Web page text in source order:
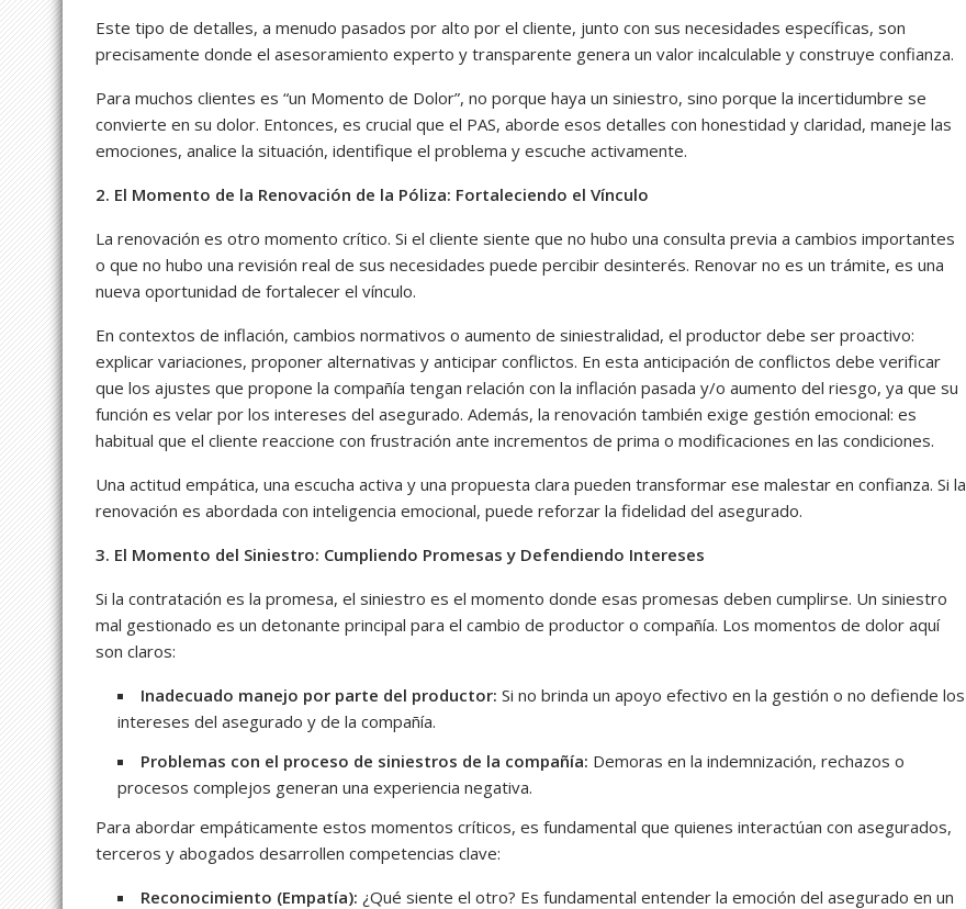
Este tipo de detalles, a menudo pasados por alto por el cliente, junto con sus necesidades específicas, son
precisamente donde el asesoramiento experto y transparente genera un valor incalculable y construye confianza.
Para muchos clientes es “un Momento de Dolor”, no porque haya un siniestro, sino porque la incertidumbre se
convierte en su dolor. Entonces, es crucial que el PAS, aborde esos detalles con honestidad y claridad, maneje las
emociones, analice la situación, identifique el problema y escuche activamente.
2. El Momento de la Renovación de la Póliza: Fortaleciendo el Vínculo
La renovación es otro momento crítico. Si el cliente siente que no hubo una consulta previa a cambios importantes
o que no hubo una revisión real de sus necesidades puede percibir desinterés. Renovar no es un trámite, es una
nueva oportunidad de fortalecer el vínculo.
En contextos de inflación, cambios normativos o aumento de siniestralidad, el productor debe ser proactivo:
explicar variaciones, proponer alternativas y anticipar conflictos. En esta anticipación de conflictos debe verificar
que los ajustes que propone la compañía tengan relación con la inflación pasada y/o aumento del riesgo, ya que su
función es velar por los intereses del asegurado. Además, la renovación también exige gestión emocional: es
habitual que el cliente reaccione con frustración ante incrementos de prima o modificaciones en las condiciones.
Una actitud empática, una escucha activa y una propuesta clara pueden transformar ese malestar en confianza. Si la
renovación es abordada con inteligencia emocional, puede reforzar la fidelidad del asegurado.
3. El Momento del Siniestro: Cumpliendo Promesas y Defendiendo Intereses
Si la contratación es la promesa, el siniestro es el momento donde esas promesas deben cumplirse. Un siniestro
mal gestionado es un detonante principal para el cambio de productor o compañía. Los momentos de dolor aquí
son claros:
Inadecuado manejo por parte del productor: Si no brinda un apoyo efectivo en la gestión o no defiende los
intereses del asegurado y de la compañía.
Problemas con el proceso de siniestros de la compañía: Demoras en la indemnización, rechazos o
procesos complejos generan una experiencia negativa.
Para abordar empáticamente estos momentos críticos, es fundamental que quienes interactúan con asegurados,
terceros y abogados desarrollen competencias clave:
Reconocimiento (Empatía): ¿Qué siente el otro? Es fundamental entender la emoción del asegurado en un